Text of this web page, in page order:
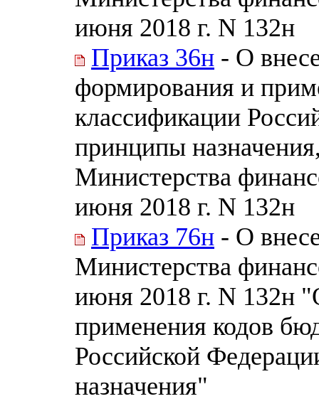
июня 2018 г. N 132н
Приказ 36н - О
формирования и
классификации
принципы
Министерства
июня 2018 г. N 132н
Приказ 76н - О
Министерства
июня 2018 г. N 132н
применения кодов
Российской
назначения"